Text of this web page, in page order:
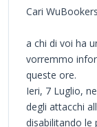
Cari
a chi di voi ha
vorremmo
queste ore.
Ieri, 7 Luglio,
degli attacchi
disabilitando le